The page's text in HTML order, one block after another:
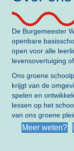
De Burgemeester
openbare
open voor alle
levensovertuiging
Ons groene
krijgt van de
spelen en
lessen op het
van ons groene
Meer weten?